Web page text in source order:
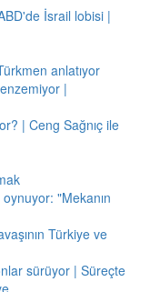
İsrail lobisi |
anlatıyor
|
| Ceng Sağnıç ile
"Mekanın
Türkiye ve
sürüyor | Süreçte